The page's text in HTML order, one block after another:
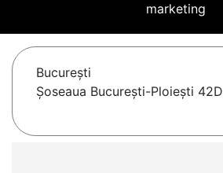
marketing
Bucureşti
Șoseaua București-Ploiești 42D